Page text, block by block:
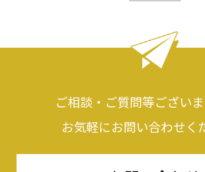
ご相談・ご質問等ございま
お気軽にお問い合わせく